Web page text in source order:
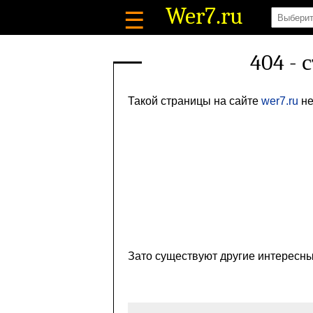
☰ Wer7.ru
404 -
Такой страницы на сайте wer7.ru
Зато существуют другие